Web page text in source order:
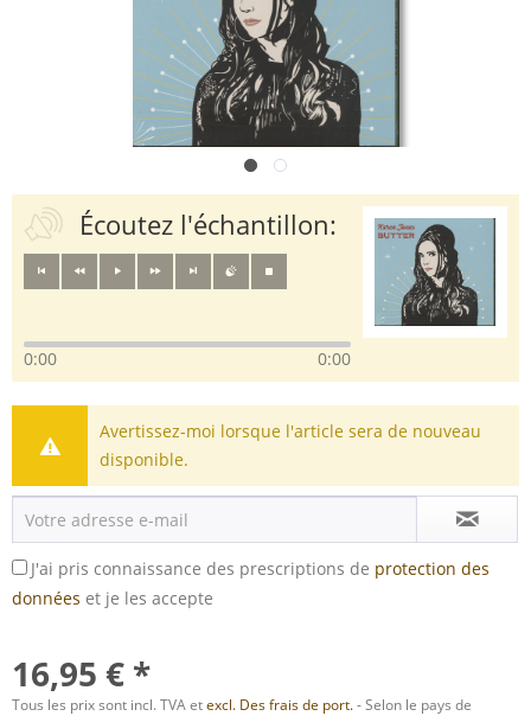
Écoutez l'échantillon:
0:00 0:00
Avertissez-moi lorsque l'article sera de nouveau
disponible.
J'ai pris connaissance des prescriptions de protection des
données et je les accepte
16,95 € *
Tous les prix sont incl. TVA etexcl. Des frais de port.- Selon le pays de